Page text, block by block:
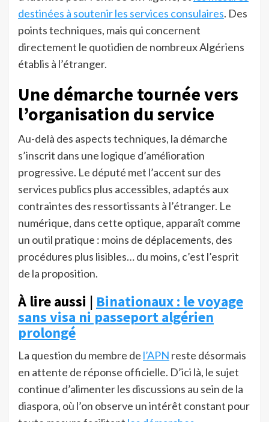
destinées à soutenir les services consulaires. Des
points techniques, mais qui concernent
directement le quotidien de nombreux Algériens
établis à l’étranger.
Une démarche tournée vers
l’organisation du service
Au-delà des aspects techniques, la démarche
s’inscrit dans une logique d’amélioration
progressive. Le député met l’accent sur des
services publics plus accessibles, adaptés aux
contraintes des ressortissants à l’étranger. Le
numérique, dans cette optique, apparaît comme
un outil pratique : moins de déplacements, des
procédures plus lisibles… du moins, c’est l’esprit
de la proposition.
À lire aussi | Binationaux : le voyage
sans visa ni passeport algérien
prolongé
La question du membre de l’APN reste désormais
en attente de réponse officielle. D’ici là, le sujet
continue d’alimenter les discussions au sein de la
diaspora, où l’on observe un intérêt constant pour